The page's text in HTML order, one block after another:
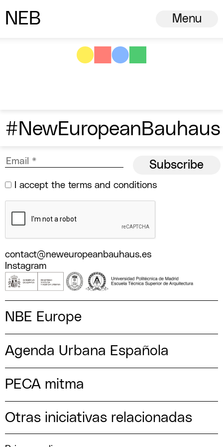
N ew
European
B Menu
#NewEuropeanBauhaus
I accept the terms and conditions
contact@neweuropeanbauhaus.es
Instagram
NBE Europe
Agenda Urbana Española
PECA mitma
Otras iniciativas relacionadas